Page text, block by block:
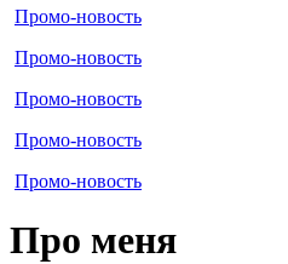
Промо-новость
Промо-новость
Промо-новость
Промо-новость
Промо-новость
Про меня